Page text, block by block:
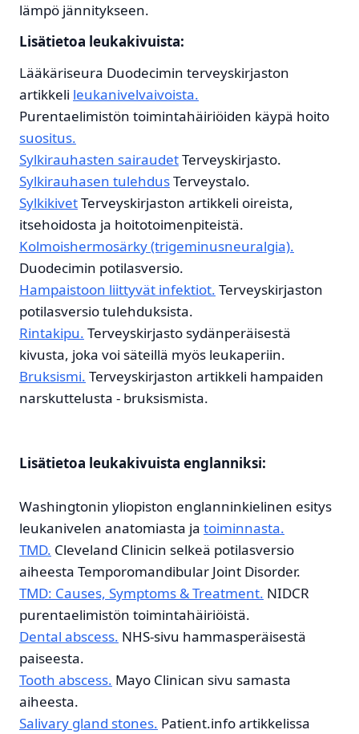
lämpö jännitykseen.
Lisätietoa leukakivuista:
Lääkäriseura Duodecimin terveyskirjaston
artikkeli leukanivelvaivoista.
Purentaelimistön toimintahäiriöiden käypä hoito
suositus.
Sylkirauhasten sairaudetTerveyskirjasto.
Sylkirauhasen tulehdusTerveystalo.
SylkikivetTerveyskirjaston artikkeli oireista,
itsehoidosta ja hoitotoimenpiteistä.
Kolmoishermosärky (trigeminusneuralgia).
Duodecimin potilasversio.
Hampaistoon liittyvät infektiot. Terveyskirjaston
potilasversio tulehduksista.
Rintakipu. Terveyskirjasto sydänperäisestä
kivusta, joka voi säteillä myös leukaperiin.
Bruksismi. Terveyskirjaston artikkeli hampaiden
narskuttelusta - bruksismista.
Lisätietoa leukakivuista englanniksi:
Washingtonin yliopiston englanninkielinen esitys
leukanivelen anatomiasta ja toiminnasta.
TMD. Cleveland Clinicin selkeä potilasversio
aiheesta Temporomandibular Joint Disorder.
TMD: Causes, Symptoms & Treatment. NIDCR
purentaelimistön toimintahäiriöistä.
Dental abscess. NHS-sivu hammasperäisestä
paiseesta.
Tooth abscess. Mayo Clinican sivu samasta
aiheesta.
Salivary gland stones. Patient.info artikkelissa